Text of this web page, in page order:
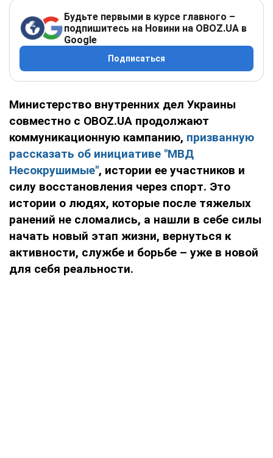
Будьте первыми в курсе главного –
подпишитесь на Новини на OBOZ.UA в
Google
Подписаться
Министерство внутренних дел Украины
совместно с OBOZ.UA продолжают
коммуникационную кампанию, призванную
рассказать об инициативе "МВД
Несокрушимые", истории ее участников и
силу восстановления через спорт. Это
истории о людях, которые после тяжелых
ранений не сломались, а нашли в себе силы
начать новый этап жизни, вернуться к
активности, службе и борьбе – уже в новой
для себя реальности.